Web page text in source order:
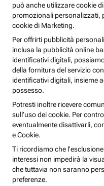
può anche utilizzare cookie
promozionali personalizzati,
cookie di Marketing.
Per offrirti pubblicità
inclusa la pubblicità online
identificativi digitali,
della fornitura del servizio
identificativi digitali, insieme
possesso.
Potresti inoltre ricevere
sull’uso dei cookie. Per
eventualmente disattivarli,
e Cookie.
Ti ricordiamo che
interessi non impedirà la
che tuttavia non saranno
preferenze.